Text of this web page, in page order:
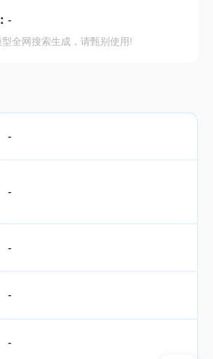
-
全网搜索生成，请甄别使用!
-
-
-
-
-